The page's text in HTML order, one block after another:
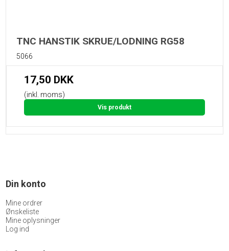
TNC HANSTIK SKRUE/LODNING RG58
5066
17,50 DKK
(inkl. moms)
Vis produkt
Din konto
Mine ordrer
Ønskeliste
Mine oplysninger
Log ind